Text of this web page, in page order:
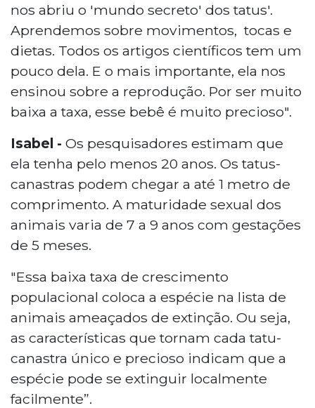
nos abriu o 'mundo secreto' dos tatus'.
Aprendemos sobre movimentos, tocas e
dietas. Todos os artigos científicos tem um
pouco dela. E o mais importante, ela nos
ensinou sobre a reprodução. Por ser muito
baixa a taxa, esse bebê é muito precioso".
Isabel - Os pesquisadores estimam que
ela tenha pelo menos 20 anos. Os tatus-
canastras podem chegar a até 1 metro de
comprimento. A maturidade sexual dos
animais varia de 7 a 9 anos com gestações
de 5 meses.
"Essa baixa taxa de crescimento
populacional coloca a espécie na lista de
animais ameaçados de extinção. Ou seja,
as características que tornam cada tatu-
canastra único e precioso indicam que a
espécie pode se extinguir localmente
facilmente”.